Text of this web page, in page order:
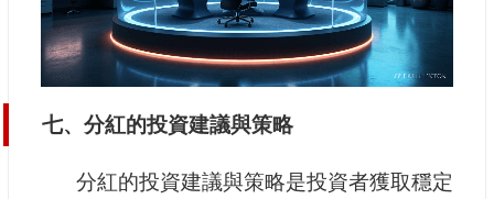
七、分紅的投資建議與策略
分紅的投資建議與策略是投資者獲取穩定